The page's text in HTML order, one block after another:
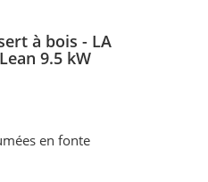
à bois - LA
9.5 kW
en fonte